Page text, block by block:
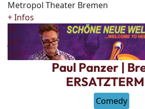
Metropol Theater Bremen
+ Infos
03
Jun
2027
Paul Panzer |
Comedy